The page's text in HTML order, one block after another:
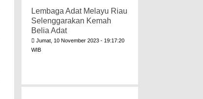
Lembaga Adat Melayu Riau
Selenggarakan Kemah
Belia Adat
Jumat, 10 November 2023 - 19:17:20
WIB